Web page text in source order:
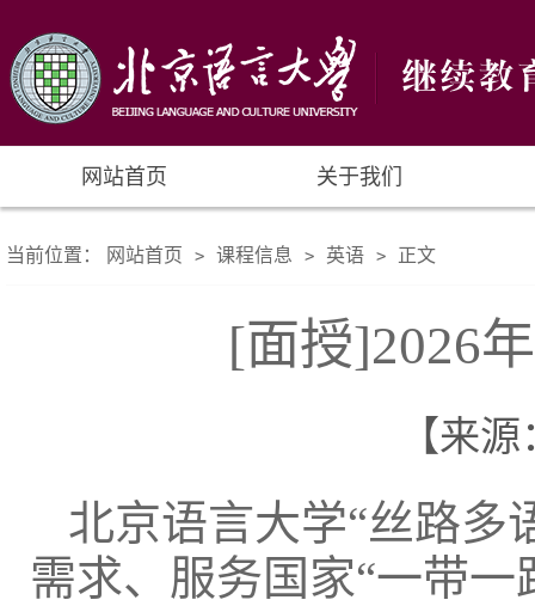
网站首页 关于我们
当前位置： 网站首页 > 课程信息 > 英语 > 正文
[面授]2026
【来
北京语言大学“丝路多
需求、服务国家“一带